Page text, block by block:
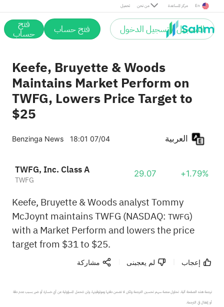
تحميل من نحن مركز المساعدة En
التسجيل / تسجيل الدخول فتح حساب فتح
حساب
Keefe, Bruyette & Woods
Maintains Market Perform on
TWFG, Lowers Price Target to
$25
Benzinga News 18:01 07/04
TWFG, Inc. Class A
TWFG
29.07 +1.79%
Keefe, Bruyette & Woods analyst Tommy
McJoynt maintains TWFG (NASDAQ: TWFG)
with a Market Perform and lowers the price
target from $31 to $25.
إعجاب لم يعجبنى مشاركة
ترجمة هذه الصفحة آلية. تحاول منصة سهم تحسين الترجمة ولكن لا تضمن دقتها وموثوقيتها، ولن تتحمل المسؤولية عن أي خسارة أو ضرر بسبب عدم دقة
أو إغفال في الترجمة.